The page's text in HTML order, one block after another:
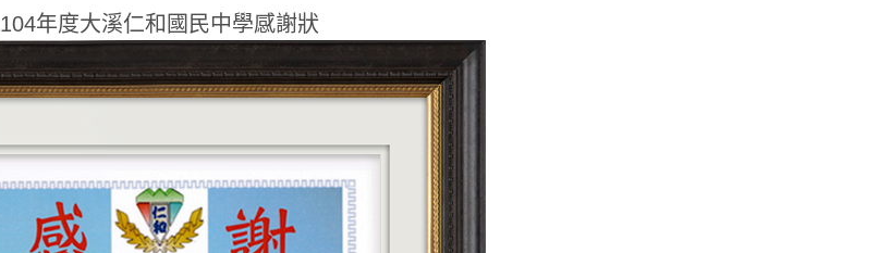
104年度大溪仁和國民中學感謝狀